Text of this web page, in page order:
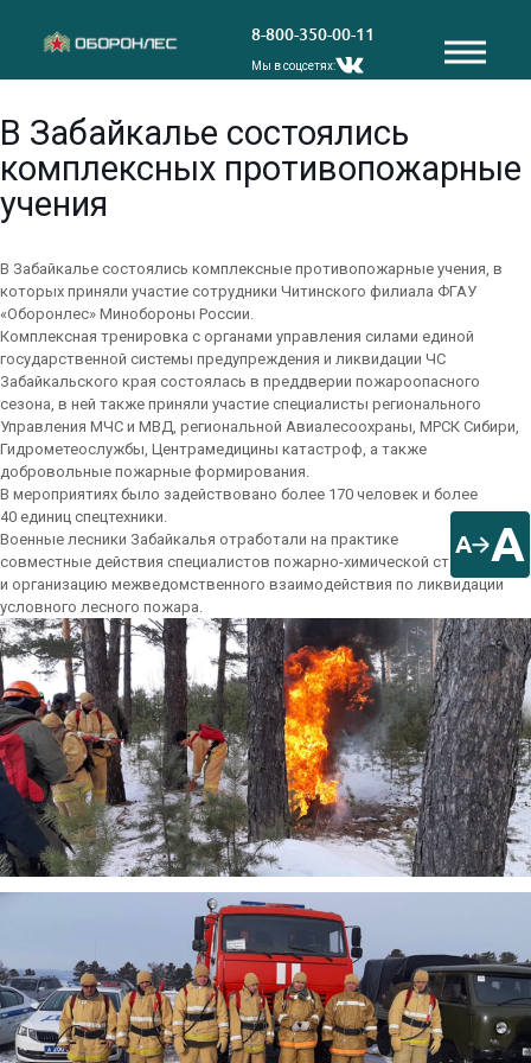
A A
8-800-350-00-11
Мы в соцсетях:
В Забайкалье состоялись
комплексных противопожарные
учения
​В Забайкалье состоялись комплексные противопожарные учения, в
которых приняли участие сотрудники Читинского филиала ФГАУ
«Оборонлес» Минобороны России.
Комплексная тренировка с органами управления силами единой
государственной системы предупреждения и ликвидации ЧС
Забайкальского края состоялась в преддверии пожароопасного
сезона, в ней также приняли участие специалисты регионального
Управления МЧС и МВД, региональной Авиалесоохраны, МРСК Сибири,
Гидрометеослужбы, Центрамедицины катастроф, а также
добровольные пожарные формирования.
​В мероприятиях было задействовано более 170 человек и более
40 единиц спецтехники.
​Военные лесники Забайкалья отработали на практике
совместные действия специалистов пожарно-химической станции
и организацию межведомственного взаимодействия по ликвидации
условного лесного пожара.